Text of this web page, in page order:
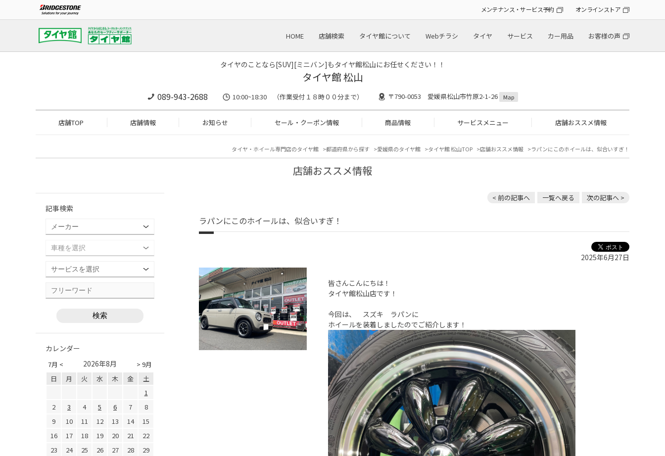
メンテナンス・サービス予約 オンラインストア
HOME 店舗検索 タイヤ館について Webチラシ タイヤ サービス カー用品 お客様の声
タイヤのことなら[SUV][ミニバン]もタイヤ館松山にお任せください！！
タイヤ館 松山
089-943-2688 10:00~18:30 （作業受付１８時００分まで） 〒790-0053 愛媛県松山市竹原2-1-26 Map
店舗TOP 店舗情報 お知らせ セール・クーポン情報 商品情報 サービスメニュー 店舗おススメ情報
タイヤ・ホイール専門店のタイヤ館 都道府県から探す 愛媛県のタイヤ館 タイヤ館 松山TOP 店舗おススメ情報 ラパンにこのホイールは、似合いすぎ！
店舗おススメ情報
< 前の記事へ 一覧へ戻る 次の記事へ >
ラパンにこのホイールは、似合いすぎ！
2025年6月27日
皆さんこんにちは！
タイヤ館松山店です！
今回は、 スズキ ラパンに
ホイールを装着しましたのでご紹介します！
記事検索
カレンダー
7月 < > 9月
2026年8月
日 月 火 水 木 金
土
1
2
3 4 5 6 7
8
9
10 11 12 13 14
15
16
17 18 19 20 21
22
23
24 25 26 27 28
29